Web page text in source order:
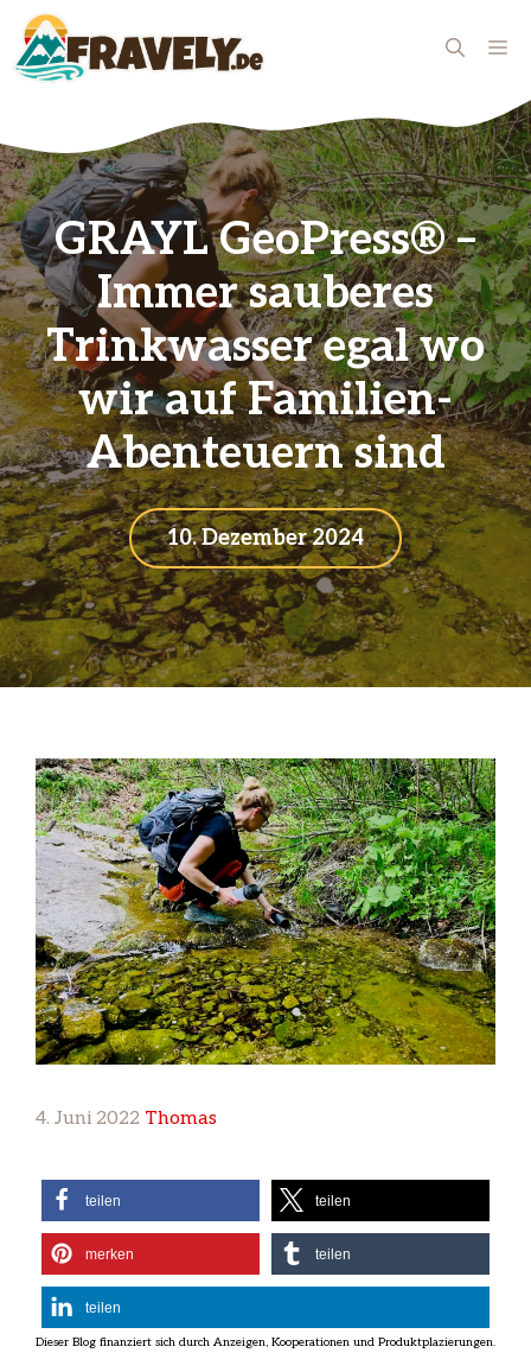
Zum
Inhalt
springen
GRAYL GeoPress® –
Immer sauberes
Trinkwasser egal wo
wir auf Familien-
Abenteuern sind
10. Dezember 2024
4. Juni 2022 Thomas
teilen teilen
merken teilen
teilen